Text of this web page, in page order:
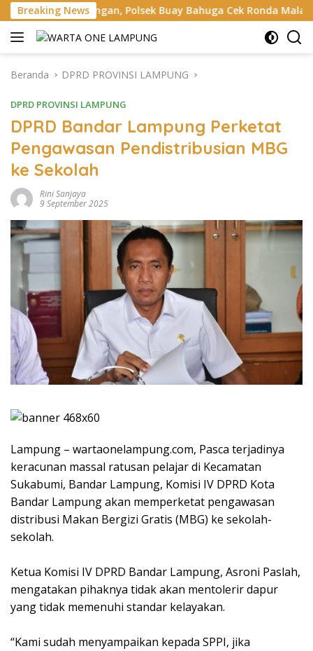
Langsung
ke
konten
Breaking News
Polsek Buay Bahuga Cek Ronda Malam dan Sosialisasi
Beranda DPRD PROVINSI LAMPUNG
DPRD PROVINSI LAMPUNG
DPRD Bandar Lampung Perketat
Pengawasan Pendistribusian MBG
ke Sekolah
Rini Sanjaya
9 September 2025
Lampung – wartaonelampung.com, Pasca terjadinya
keracunan massal ratusan pelajar di Kecamatan
Sukabumi, Bandar Lampung, Komisi IV DPRD Kota
Bandar Lampung akan memperketat pengawasan
distribusi Makan Bergizi Gratis (MBG) ke sekolah-
sekolah.
Ketua Komisi IV DPRD Bandar Lampung, Asroni Paslah,
mengatakan pihaknya tidak akan mentolerir dapur
yang tidak memenuhi standar kelayakan.
“Kami sudah menyampaikan kepada SPPI, jika